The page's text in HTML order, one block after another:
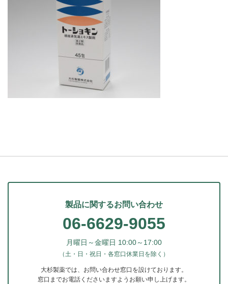
製品に関するお問い合わせ
06-6629-9055
月曜日～金曜日 10:00～17:00
（土・日・祝日・各窓口休業日を除く）
大杉製薬では、お問い合わせ窓口を設けております。
窓口までお電話くださいますようお願い申し上げます。